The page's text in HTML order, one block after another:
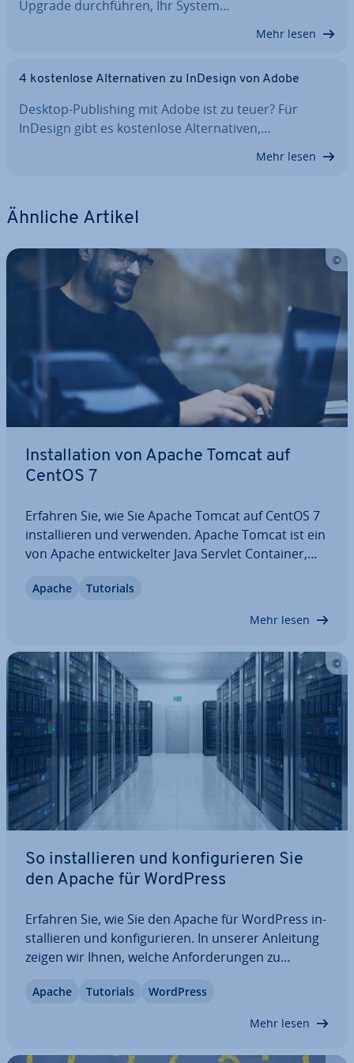
Upgrade durch­füh­ren, Ihr System…
Mehr lesen
4 kos­ten­lo­se Al­ter­na­ti­ven zu InDesign von Adobe
Desktop-Pu­bli­shing mit Adobe ist zu teuer? Für
InDesign gibt es kos­ten­lo­se Al­ter­na­ti­ven,…
Mehr lesen
Ähnliche Artikel
In­stal­la­ti­on von Apache Tomcat auf
CentOS 7
Erfahren Sie, wie Sie Apache Tomcat auf CentOS 7
in­stal­lie­ren und verwenden. Apache Tomcat ist ein
von Apache ent­wi­ckel­ter Java Servlet Container,
können. Apache Tomcat fungiert auch als
Apache Tutorials
Mehr lesen
So in­stal­lie­ren und kon­fi­gu­rie­ren Sie
den Apache für WordPress
Erfahren Sie, wie Sie den Apache für WordPress in­
stal­lie­ren und kon­fi­gu­rie­ren. In unserer Anleitung
zeigen wir Ihnen, welche An­for­de­run­gen zu
WordPress unter Linux (Ubuntu, Debian, RHEL,
Apache Tutorials WordPress
Mehr lesen